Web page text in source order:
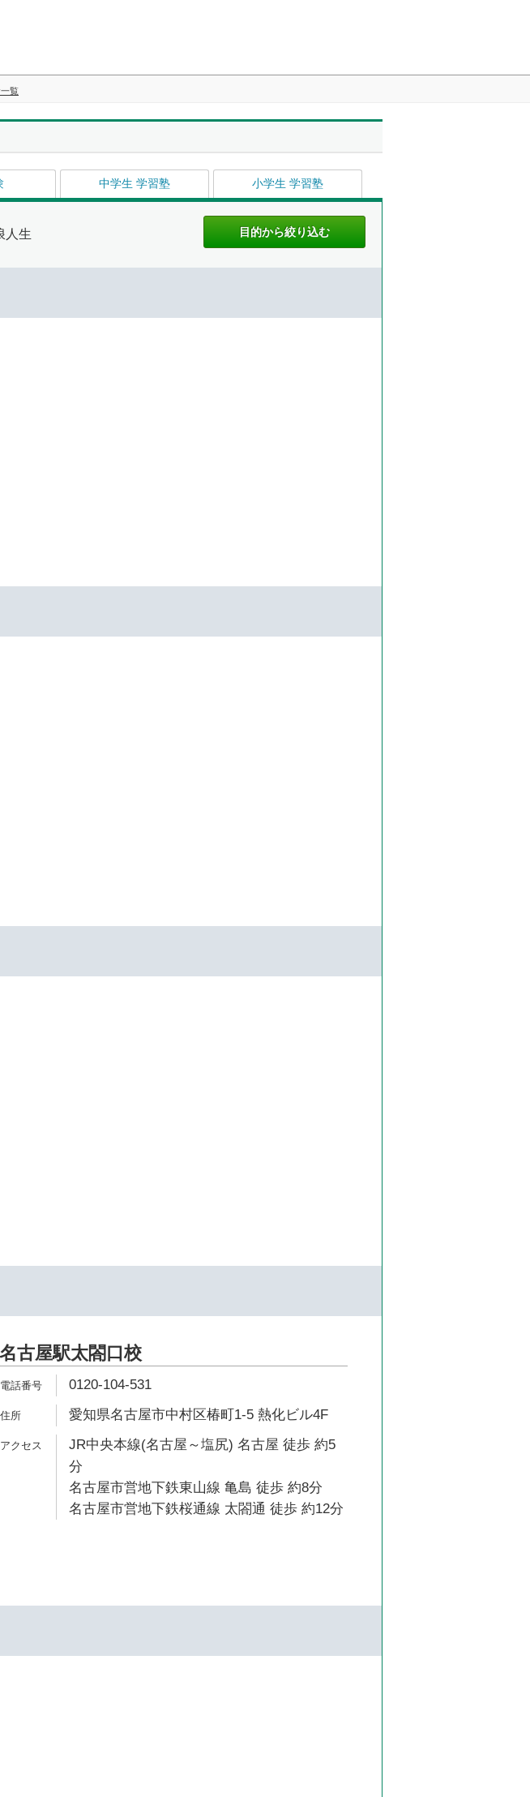
覧
中学生 学習塾 小学生 学習塾
人生
名古屋駅太閤口校
0120-104-531
愛知県名古屋市中村区椿町1-5 熱化ビル4F
JR中央本線(名古屋～塩尻) 名古屋 徒歩 約5
分
名古屋市営地下鉄東山線 亀島 徒歩 約8分
名古屋市営地下鉄桜通線 太閤通 徒歩 約12分